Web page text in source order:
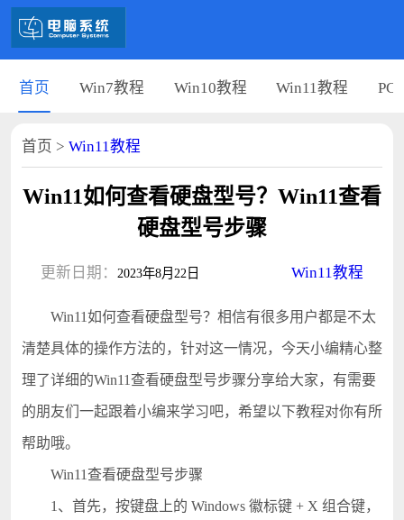
首页 Win7教程 Win10教程 Win11教程 PC
首页 > Win11教程
Win11如何查看硬盘型号？Win11查看
硬盘型号步骤
更新日期： 2023年8月22日 Win11教程
Win11如何查看硬盘型号？相信有很多用户都是不太
清楚具体的操作方法的，针对这一情况，今天小编精心整
理了详细的Win11查看硬盘型号步骤分享给大家，有需要
的朋友们一起跟着小编来学习吧，希望以下教程对你有所
帮助哦。
Win11查看硬盘型号步骤
1、首先，按键盘上的 Windows 徽标键 + X 组合键，